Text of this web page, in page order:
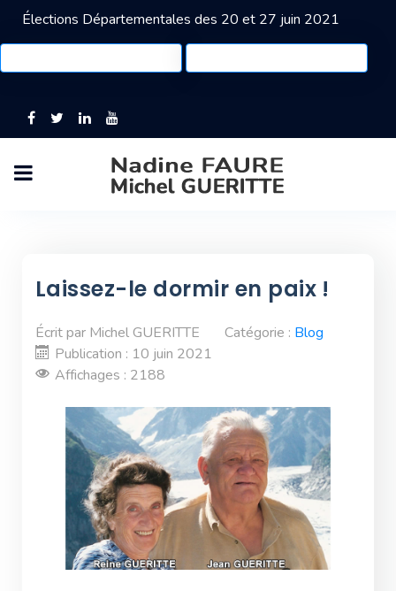
Élections Départementales des 20 et 27 juin 2021
Laissez-le dormir en paix !
Écrit par Michel GUERITTE Catégorie : Blog
Publication : 10 juin 2021
Affichages : 2188